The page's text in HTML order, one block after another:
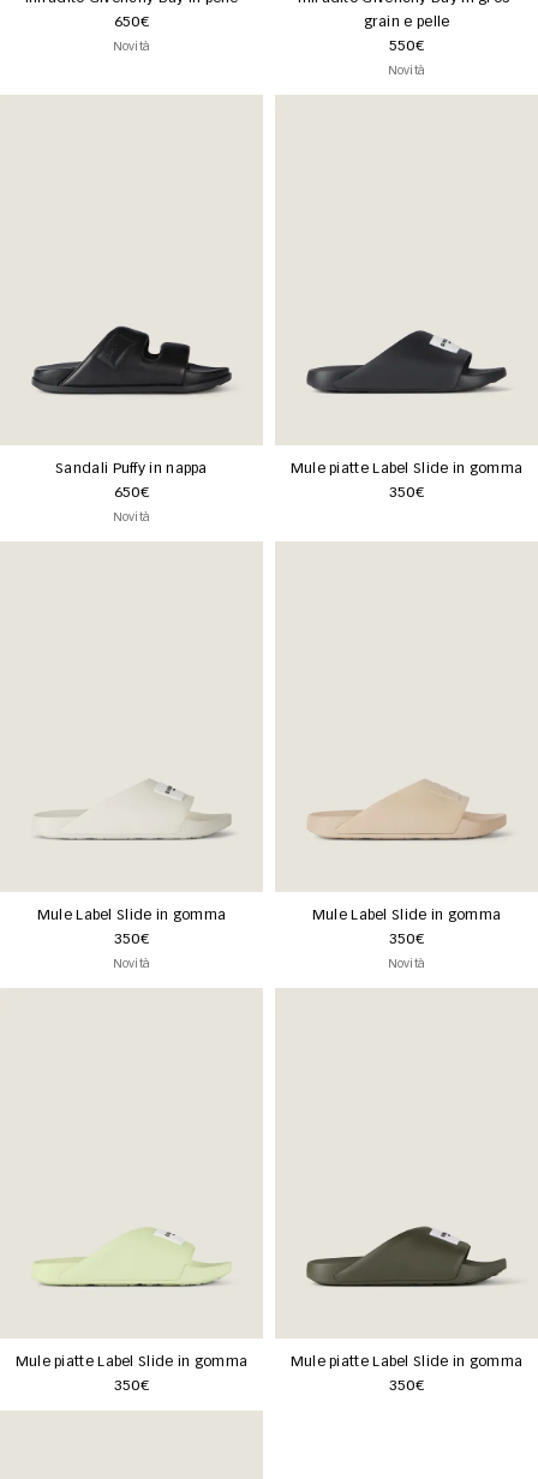
650€
Novità
grain e pelle
550€
Novità
Sandali Puffy in nappa
650€
Novità
Mule piatte Label Slide in gomma
350€
Mule Label Slide in gomma
350€
Novità
Mule Label Slide in gomma
350€
Novità
Mule piatte Label Slide in gomma
350€
Mule piatte Label Slide in gomma
350€